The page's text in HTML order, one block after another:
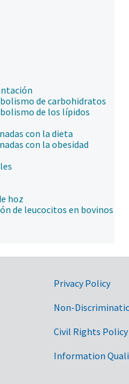
de carbohidratos
de los lípidos
con la dieta
con la obesidad
hoz
de leucocitos en bovinos
deshidrogenasa
de jarabe de arce
la urea
Privacy Policy
Non-
Civil Rights Policy
Information